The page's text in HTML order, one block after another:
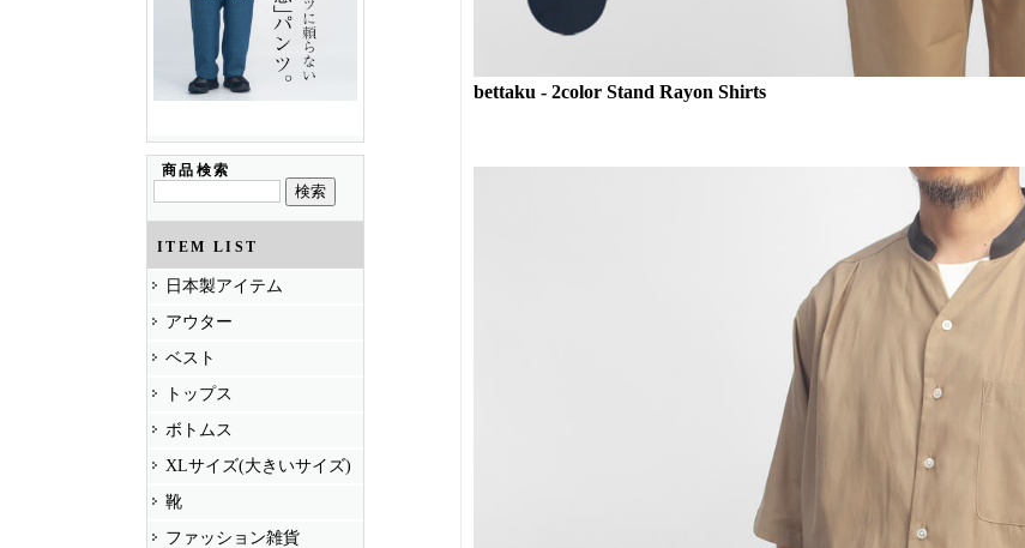
商品検索
ITEM LIST
日本製アイテム
アウター
ベスト
トップス
ボトムス
XLサイズ(大きいサイズ)
靴
ファッション雑貨
bettaku - 2color Stand Rayon Shirts